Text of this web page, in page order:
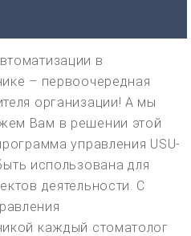
в
– первоочередная
организации! А мы
Вам в решении этой
управления USU-
использована для
деятельности. С
каждый стоматолог